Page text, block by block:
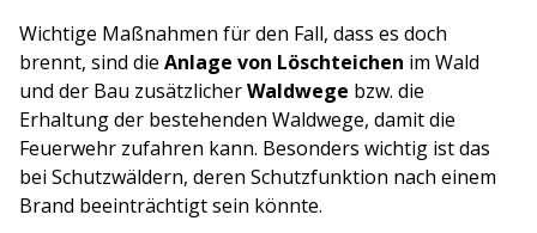
Wichtige Maßnahmen für den Fall, dass es doch
brennt, sind die Anlage von Löschteichen im Wald
und der Bau zusätzlicherWaldwege bzw. die
Erhaltung der bestehenden Waldwege, damit die
Feuerwehr zufahren kann. Besonders wichtig ist das
bei Schutzwäldern, deren Schutzfunktion nach einem
Brand beeinträchtigt sein könnte.